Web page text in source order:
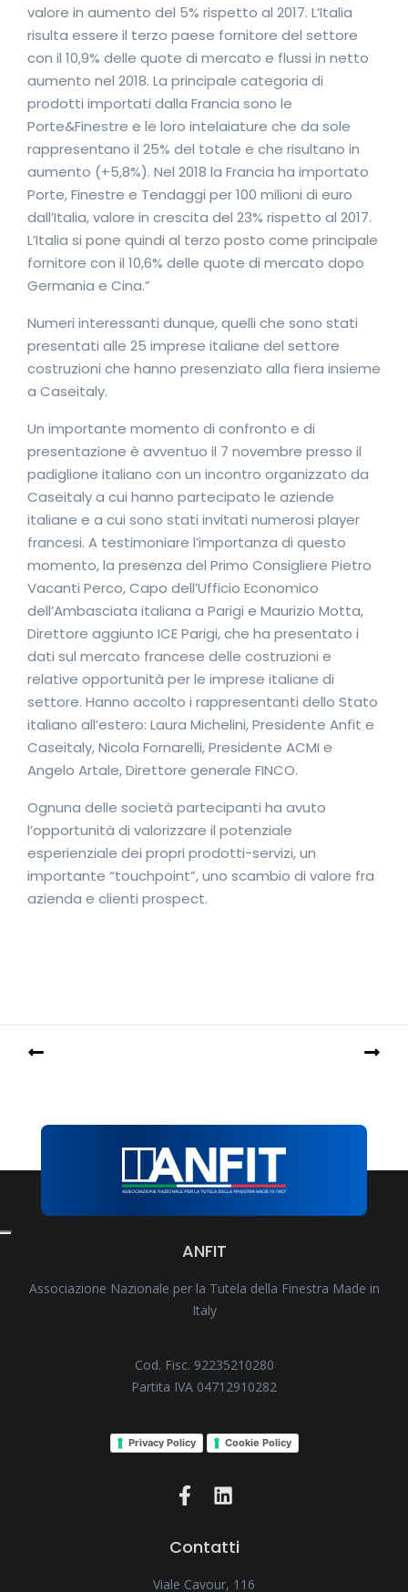
valore in aumento del 5% rispetto al 2017. L’Italia
risulta essere il terzo paese fornitore del settore
con il 10,9% delle quote di mercato e flussi in netto
aumento nel 2018. La principale categoria di
prodotti importati dalla Francia sono le
Porte&Finestre e le loro intelaiature che da sole
rappresentano il 25% del totale e che risultano in
aumento (+5,8%). Nel 2018 la Francia ha importato
Porte, Finestre e Tendaggi per 100 milioni di euro
dall’Italia, valore in crescita del 23% rispetto al 2017.
L’Italia si pone quindi al terzo posto come principale
fornitore con il 10,6% delle quote di mercato dopo
Germania e Cina.”
Numeri interessanti dunque, quelli che sono stati
presentati alle 25 imprese italiane del settore
costruzioni che hanno presenziato alla fiera insieme
a Caseitaly.
Un importante momento di confronto e di
presentazione è avventuo il 7 novembre presso il
padiglione italiano con un incontro organizzato da
Caseitaly a cui hanno partecipato le aziende
italiane e a cui sono stati invitati numerosi player
francesi. A testimoniare l’importanza di questo
momento, la presenza del Primo Consigliere Pietro
Vacanti Perco, Capo dell’Ufficio Economico
dell’Ambasciata italiana a Parigi e Maurizio Motta,
Direttore aggiunto ICE Parigi, che ha presentato i
dati sul mercato francese delle costruzioni e
relative opportunità per le imprese italiane di
settore. Hanno accolto i rappresentanti dello Stato
italiano all’estero: Laura Michelini, Presidente Anfit e
Caseitaly, Nicola Fornarelli, Presidente ACMI e
Angelo Artale, Direttore generale FINCO.
Ognuna delle società partecipanti ha avuto
l’opportunità di valorizzare il potenziale
esperienziale dei propri prodotti-servizi, un
importante “touchpoint”, uno scambio di valore fra
azienda e clienti prospect.
ANFIT
Associazione Nazionale per la Tutela della Finestra Made in
Italy
Cod. Fisc. 92235210280
Partita IVA 04712910282
Privacy Policy Cookie Policy
Contatti
Viale Cavour, 116